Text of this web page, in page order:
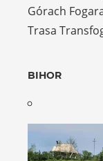
Górach
Trasa
BIHOR